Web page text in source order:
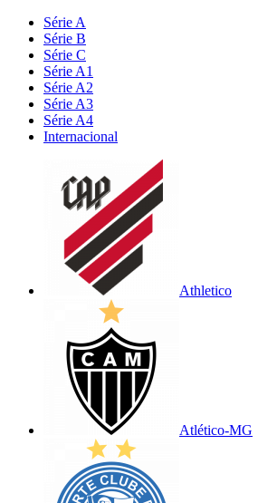
Série A
Série B
Série C
Série A1
Série A2
Série A3
Série A4
Internacional
Athletico
Atlético-MG